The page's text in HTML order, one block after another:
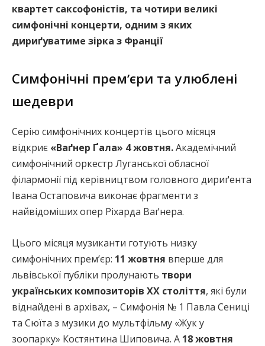
квартет саксофоністів, та чотири великі
симфонічні концерти, одним з яких
дириґуватиме зірка з Франції
Симфонічні премʼєри та улюблені
шедеври
Серію симфонічних концертів цього місяця
відкриє «Ваґнер Ґала» 4 жовтня.Академічний
симфонічний оркестр Луганської обласної
філармонії під керівництвом головного дириґента
Івана Остаповича виконає фрагменти з
найвідоміших опер Ріхарда Ваґнера.
Цього місяця музиканти готують низку
симфонічних премʼєр: 11 жовтня вперше для
львівської публіки пролунають твори
українських композиторів ХХ століття, які були
віднайдені в архівах, – Симфонія № 1 Павла Сениці
та Сюїта з музики до мультфільму «Жук у
зоопарку» Костянтина Шиповича. А 18 жовтня